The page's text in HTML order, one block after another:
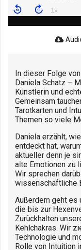
In dieser Folge
Daniela Schatz –
Künstlerin und
Gemeinsam
Tarotkarten und
Themen so viele
Daniela erzählt,
entdeckt hat,
aktueller denn je
alte Emotionen zu
Wir sprechen
wissenschaftliche
Außerdem geht es
die bis zur
Zurückhalten
Kehlchakras. Wir
Technologie und
Rolle von Intuition